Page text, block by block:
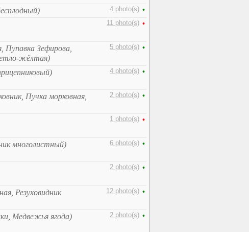
4 photo(s) •
11 photo(s) •
Зефирова,
жёлтая)
5 photo(s) •
4 photo(s) •
Пучка морковная,
2 photo(s) •
1 photo(s) •
многолистный) 6 photo(s) •
2 photo(s) •
Резуховидник
12 photo(s) •
Медвежья ягода) 2 photo(s) •